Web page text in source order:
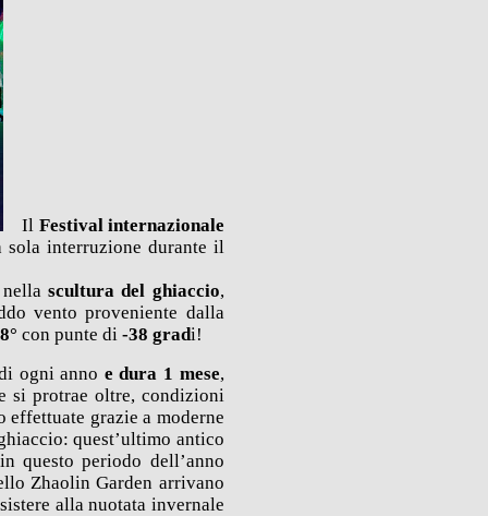
Il Festival internazionale
sola interruzione durante il
nellascultura del ghiaccio,
vento proveniente dalla
con punte di-38 gradi!
ogni anno e dura 1 mese,
si protrae oltre, condizioni
effettuate grazie a moderne
: quest’ultimo antico
questo periodo dell’anno
Zhaolin Garden arrivano
allanuotata invernale